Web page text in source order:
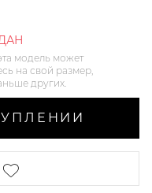
модель может
на свой размер,
других.